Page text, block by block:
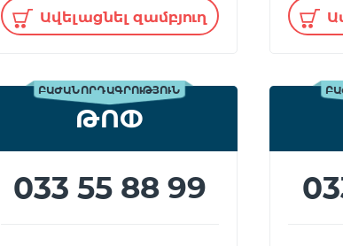
Ավելացնել զամբյուղ
ԲԱԺԱՆՈՐԴԱԳՐՈՒԹՅՈՒՆ
ԹՈՓ
033 55 88 99